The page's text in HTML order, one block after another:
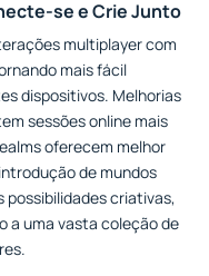
se e Crie Junto
multiplayer com
mais fácil
dispositivos. Melhorias
sessões online mais
oferecem melhor
de mundos
possibilidades criativas,
a uma vasta coleção de